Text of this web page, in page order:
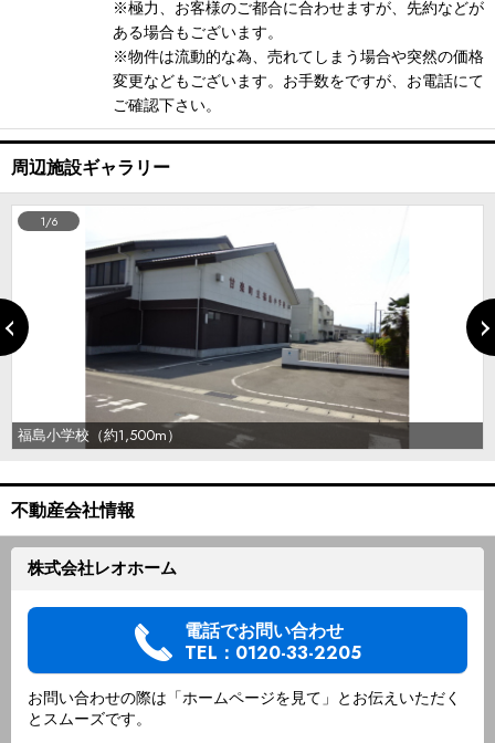
※極力、お客様のご都合に合わせますが、先約などが
ある場合もございます。
※物件は流動的な為、売れてしまう場合や突然の価格
変更などもございます。お手数をですが、お電話にて
ご確認下さい。
周辺施設ギャラリー
福島小学校（約1,500m）
1/6
不動産会社情報
株式会社レオホーム
電話でお問い合わせ
TEL：0120-33-2205
お問い合わせの際は「ホームページを見て」とお伝えいただく
とスムーズです。